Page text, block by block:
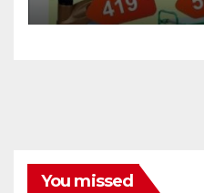
You missed